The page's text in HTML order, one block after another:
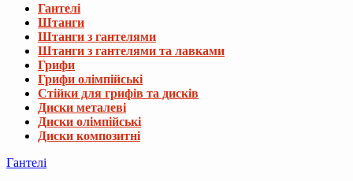
Гантелі
Штанги
Штанги з гантелями
Штанги з гантелями та лавками
Грифи
Грифи олімпійські
Стійки для грифів та дисків
Диски металеві
Диски олімпійські
Диски композитні
Гантелі